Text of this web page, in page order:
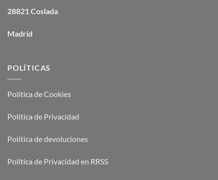
28821 Coslada
Madrid
POLÍTICAS
Política de Cookies
Política de Privacidad
Política de devoluciones
Política de Privacidad en RRSS